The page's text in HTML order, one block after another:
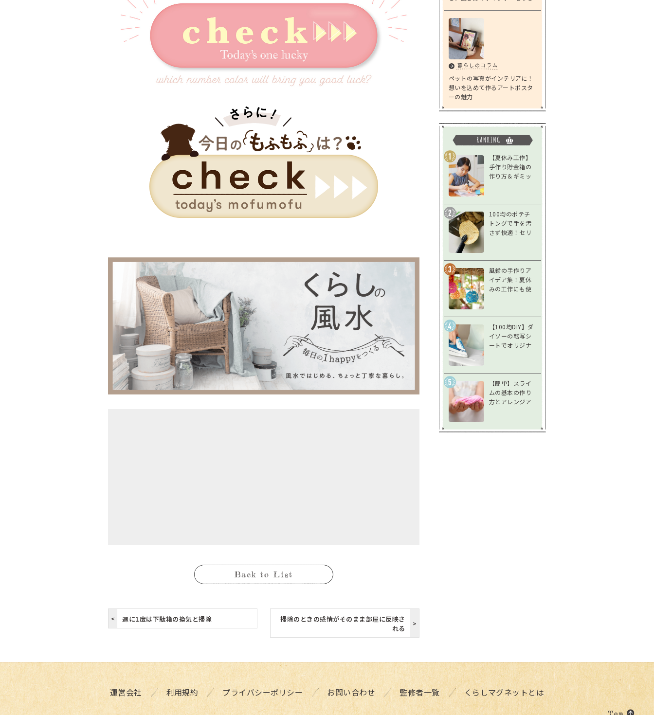
Back to List
週に1度は下駄箱の換気と掃除
掃除のときの感情がそのまま部屋に反映さ
れる
暮らしのコラム
ペットの写真がインテリアに！
想いを込めて作るアートポスタ
ーの魅力
【夏休み工作】
手作り貯金箱の
作り方＆ギミッ
応
100均のポテチ
トングで手を汚
さず快適！セリ
ー
風鈴の手作りア
イデア集！夏休
みの工作にも使
過ごそう
【100均DIY】ダ
イソーの転写シ
ートでオリジナ
意点を徹底解説
【簡単】スライ
ムの基本の作り
方とアレンジア
う！
運営会社 利用規約 プライバシーポリシー お問い合わせ 監修者一覧 くらしマグネットとは